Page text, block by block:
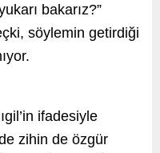
bakarız?”
söylemin getirdiği
ifadesiyle
zihin de özgür